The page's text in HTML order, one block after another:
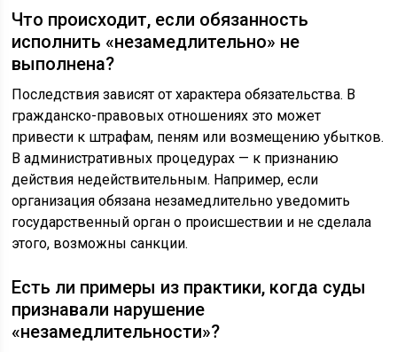
Что происходит, если обязанность
исполнить «незамедлительно» не
выполнена?
Последствия зависят от характера обязательства. В
гражданско-правовых отношениях это может
привести к штрафам, пеням или возмещению убытков.
В административных процедурах — к признанию
действия недействительным. Например, если
организация обязана незамедлительно уведомить
государственный орган о происшествии и не сделала
этого, возможны санкции.
Есть ли примеры из практики, когда суды
признавали нарушение
«незамедлительности»?